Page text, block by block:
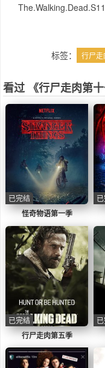
标签： 行尸
看过 《行尸走肉第
怪奇物语第一季
已完结
行尸走肉第五季
已完结